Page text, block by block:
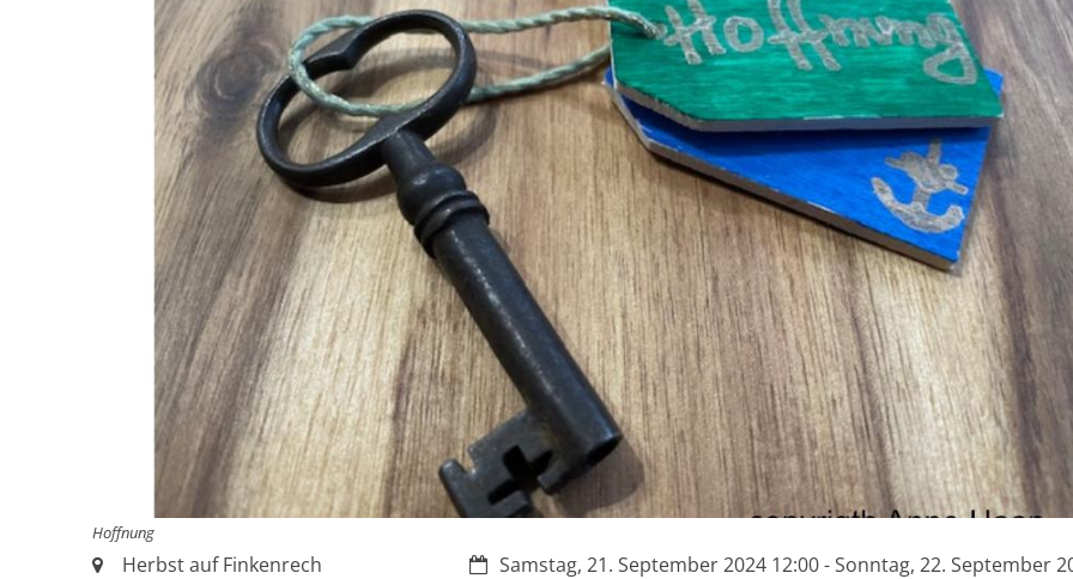
Hoffnung
Datum:
Samstag, 21. September 2024 12:00 - Sonntag, 22. September
Ort:Herbst auf Finkenrech